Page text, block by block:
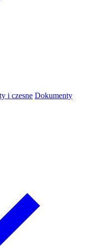
i czesne Dokumenty